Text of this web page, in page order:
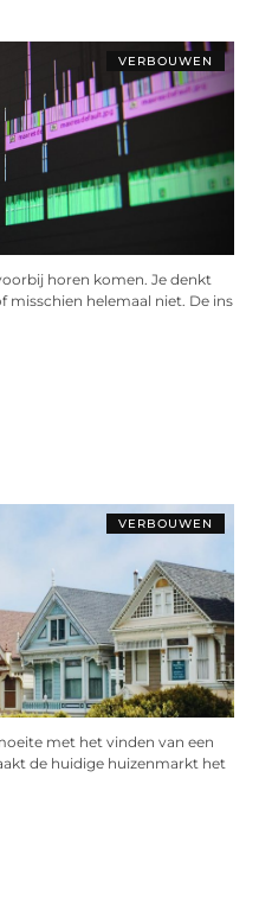
VERBOUWEN
horen komen. Je denkt
misschien helemaal niet. De ins
VERBOUWEN
met het vinden van een
de huidige huizenmarkt het